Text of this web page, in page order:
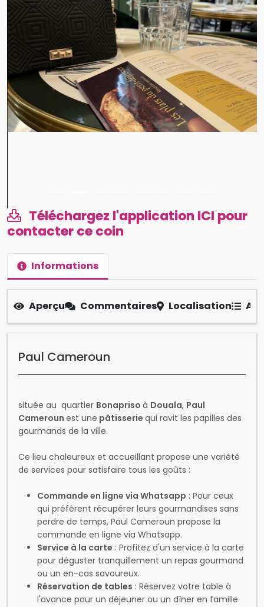
Aperçu Commentaires
Paul Cameroun
située au quartierBonaprisoàDouala,Paul
gourmands de la ville.
Commande en ligne via Whatsapp: Pour ceux
qui préfèrent récupérer leurs gourmandises sans
commande en ligne via Whatsapp.
Service à la carte: Profitez d'un service à la carte
ou un en-cas savoureux.
Réservation de tables: Réservez votre table à
l'avance pour un déjeuner ou un dîner en famille
ou entre amis.
Location du lieu pour événements : Paul
Camerounpropose la location de son espace
pour vos événements privés ou professionnels,
avec un service personnalisé et une ambiance
conviviale.